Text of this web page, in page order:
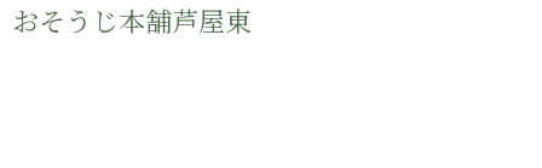
おそうじ本舗芦屋東